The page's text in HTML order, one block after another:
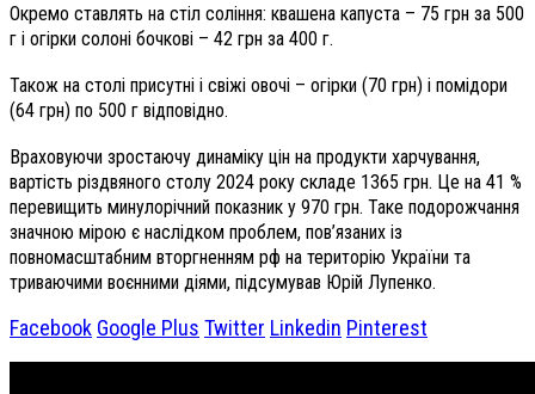
Окремо ставлять на стіл соління: квашена капуста – 75 грн за 500
г і огірки солоні бочкові – 42 грн за 400 г.
Також на столі присутні і свіжі овочі – огірки (70 грн) і помідори
(64 грн) по 500 г відповідно.
Враховуючи зростаючу динаміку цін на продукти харчування,
вартість різдвяного столу 2024 року складе 1365 грн. Це на 41 %
перевищить минулорічний показник у 970 грн. Таке подорожчання
значною мірою є наслідком проблем, пов’язаних із
повномасштабним вторгненням рф на територію України та
триваючими воєнними діями, підсумував Юрій Лупенко.
Facebook Google Plus Twitter Linkedin Pinterest